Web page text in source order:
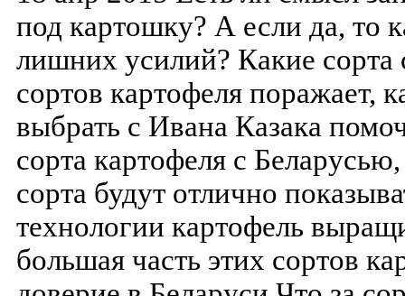
под картошку? А если да, то
лишних усилий? Какие
сортов картофеля поражает,
выбрать с Ивана Казака
сорта картофеля с
сорта будут отлично
технологии картофель
большая часть этих сортов